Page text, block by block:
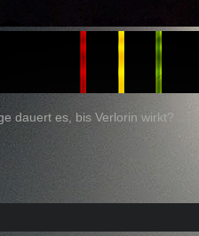
dauert es, bis Verlorin wirkt?